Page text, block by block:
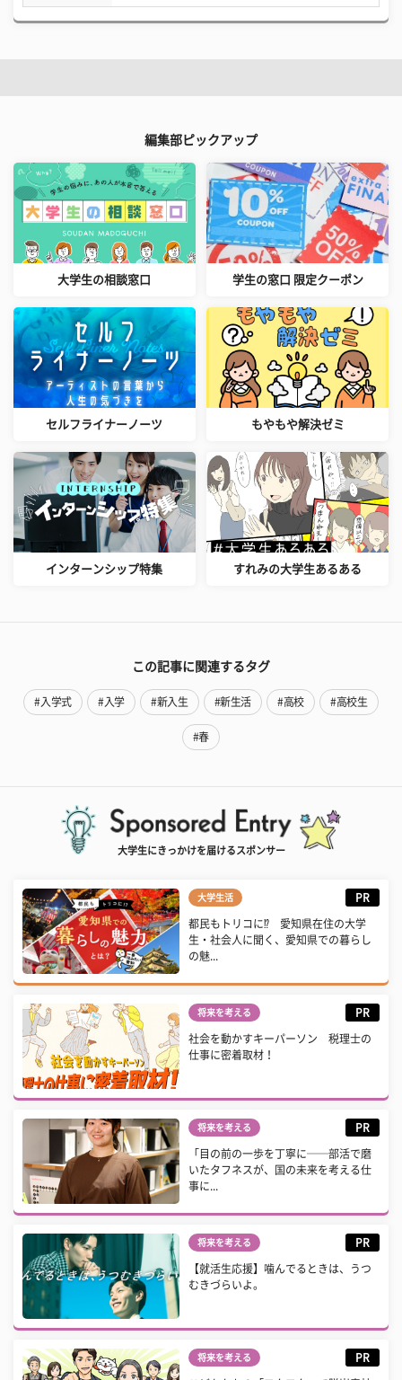
編集部ピックアップ
大学生の相談窓口 学生の窓口 限定クーポン
セルフライナーノーツ もやもや解決ゼミ
インターンシップ特集 すれみの大学生あるある
この記事に関連するタグ
#入学式 #入学 #新入生 #新生活 #高校 #高校生
#春
大学生にきっかけを届けるスポンサー
大学生活 PR
都民もトリコに⁉ 愛知県在住の大学
生・社会人に聞く、愛知県での暮らし
の魅...
将来を考える PR
社会を動かすキーパーソン 税理士の
仕事に密着取材！
将来を考える PR
「目の前の一歩を丁寧に──部活で磨
いたタフネスが、国の未来を考える仕
事に...
将来を考える PR
【就活生応援】噛んでるときは、うつ
むきづらいよ。
将来を考える PR